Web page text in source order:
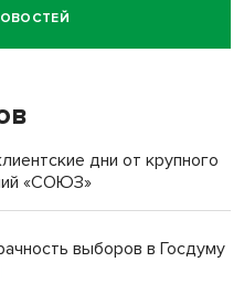
за смерть
дни от крупного
«СОЮЗ»
выборов в Госдуму